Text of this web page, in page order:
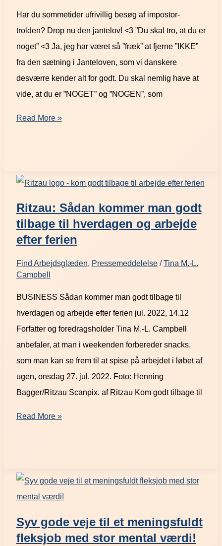
Har du sommetider ufrivillig besøg af impostor-
trolden? Drop nu den jantelov! <3 ”Du skal tro, at du er
noget” <3 Ja, jeg har været så ”fræk” at fjerne ”IKKE”
fra den sætning i Janteloven, som vi danskere
desværre kender alt for godt. Du skal nemlig have at
vide, at du er ”NOGET” og ”NOGEN”, som
Read More »
Ritzau: Sådan kommer man godt
tilbage til hverdagen og arbejde
efter ferien
Find Arbejdsglæden, Pressemeddelelse/Tina M.-L.
Campbell
BUSINESS Sådan kommer man godt tilbage til
hverdagen og arbejde efter ferien jul. 2022, 14.12
Forfatter og foredragsholder Tina M.-L. Campbell
anbefaler, at man i weekenden forbereder snacks,
som man kan se frem til at spise på arbejdet i løbet af
ugen, onsdag 27. jul. 2022. Foto: Henning
Bagger/Ritzau Scanpix. af Ritzau Kom godt tilbage til
Read More »
Syv gode veje til et meningsfuldt
fleksjob med stor mental værdi!